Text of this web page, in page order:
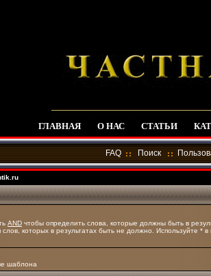
ГЛАВНАЯ О НАС СТАТЬИ
FAQ Поиск
AND чтобы определить слова, которые должны быть в
слов, которых в результатах быть не должно. Используйте *
шаблона